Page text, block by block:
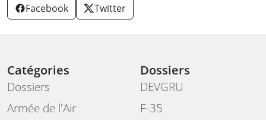
Facebook Twitter
Catégories
Dossiers
Armée de l'Air
Dossiers
DEVGRU
F-35